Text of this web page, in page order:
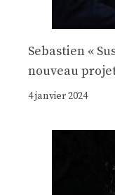
Sebastien «
nouveau
4 janvier 2024